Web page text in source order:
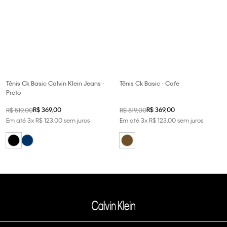
Tênis Ck Basic Calvin Klein Jeans -
Preto
R$519,00R$369,00
Em até3xR$12300sem juros
Tênis Ck Basic - Cafe
R$519,00R$369,00
Em até3xR$12300sem juros